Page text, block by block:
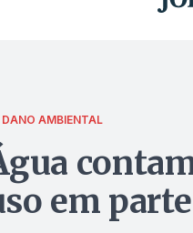
DANO AMBIENTAL
em